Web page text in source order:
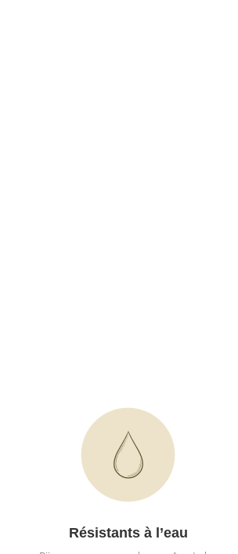
Résistants à l’eau